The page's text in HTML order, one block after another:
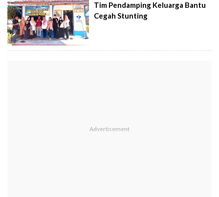
Tim Pendamping Keluarga Bantu
Cegah Stunting